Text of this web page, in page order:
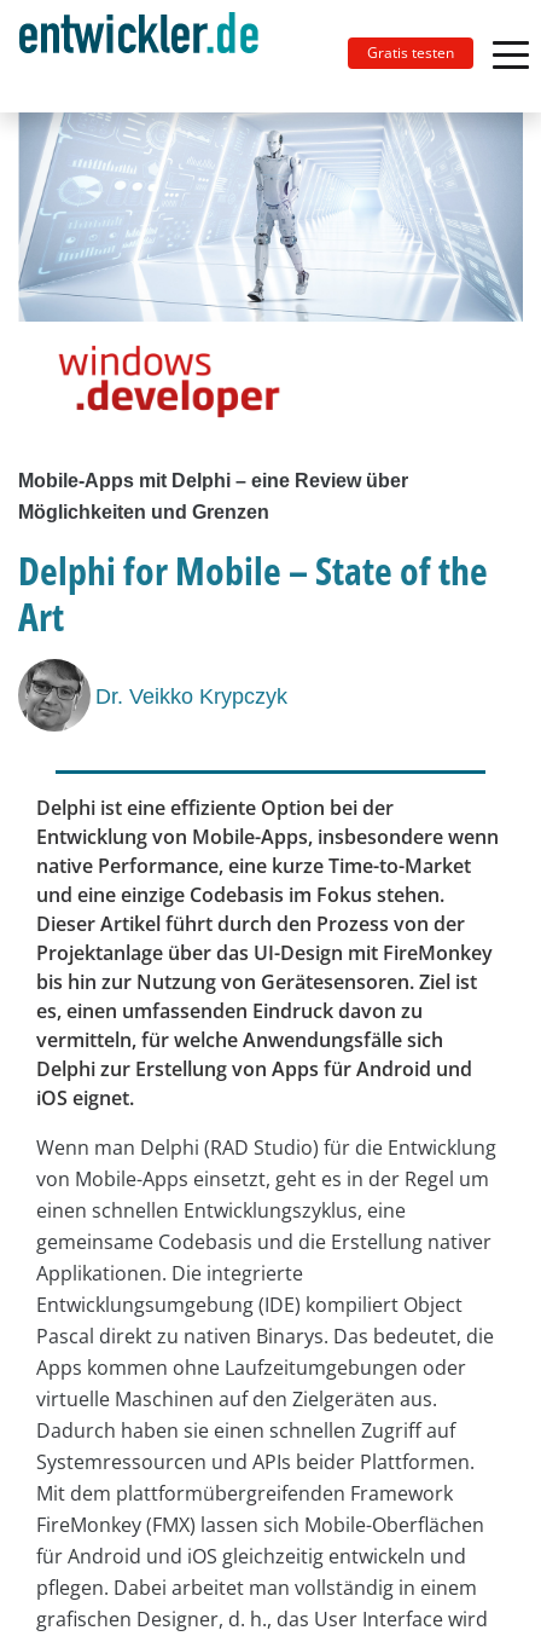
Gratis testen
Mobile-Apps mit Delphi – eine Review über
Möglichkeiten und Grenzen
Delphi for Mobile – State of the
Art
Dr. Veikko Krypczyk
Delphi ist eine effiziente Option bei der
Entwicklung von Mobile-Apps, insbesondere wenn
native Performance, eine kurze Time-to-Market
und eine einzige Codebasis im Fokus stehen.
Dieser Artikel führt durch den Prozess von der
Projektanlage über das UI-Design mit FireMonkey
bis hin zur Nutzung von Gerätesensoren. Ziel ist
es, einen umfassenden Eindruck davon zu
vermitteln, für welche Anwendungsfälle sich
Delphi zur Erstellung von Apps für Android und
iOS eignet.
Wenn man Delphi (RAD Studio) für die Entwicklung
von Mobile-Apps einsetzt, geht es in der Regel um
einen schnellen Entwicklungszyklus, eine
gemeinsame Codebasis und die Erstellung nativer
Applikationen. Die integrierte
Entwicklungsumgebung (IDE) kompiliert Object
Pascal direkt zu nativen Binarys. Das bedeutet, die
Apps kommen ohne Laufzeitumgebungen oder
virtuelle Maschinen auf den Zielgeräten aus.
Dadurch haben sie einen schnellen Zugriff auf
Systemressourcen und APIs beider Plattformen.
Mit dem plattformübergreifenden Framework
FireMonkey (FMX) lassen sich Mobile-Oberflächen
für Android und iOS gleichzeitig entwickeln und
pflegen. Dabei arbeitet man vollständig in einem
grafischen Designer, d. h., das User Interface wird